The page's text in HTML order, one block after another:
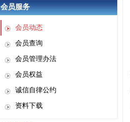
会员服务
会员动态
会员查询
会员管理办法
会员权益
诚信自律公约
资料下载